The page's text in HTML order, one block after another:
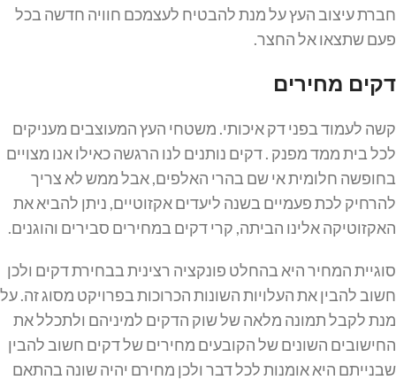
חברת עיצוב העץ על מנת להבטיח לעצמכם חוויה חדשה בכל
פעם שתצאו אל החצר.
דקים מחירים
קשה לעמוד בפני דק איכותי. משטחי העץ המעוצבים מעניקים
לכל בית ממד מפנק . דקים נותנים לנו הרגשה כאילו אנו מצויים
בחופשה חלומית אי שם בהרי האלפים, אבל ממש לא צריך
להרחיק לכת פעמיים בשנה ליעדים אקזוטיים, ניתן להביא את
האקזוטיקה אלינו הביתה, קרי דקים במחירים סבירים והוגנים.
סוגיית המחיר היא בהחלט פונקציה רצינית בבחירת דקים ולכן
חשוב להבין את העלויות השונות הכרוכות בפרויקט מסוג זה. על
מנת לקבל תמונה מלאה של שוק הדקים למיניהם ולתכלל את
החישובים השונים של הקובעים מחירים של דקים חשוב להבין
שבנייתם היא אומנות לכל דבר ולכן מחירם יהיה שונה בהתאם